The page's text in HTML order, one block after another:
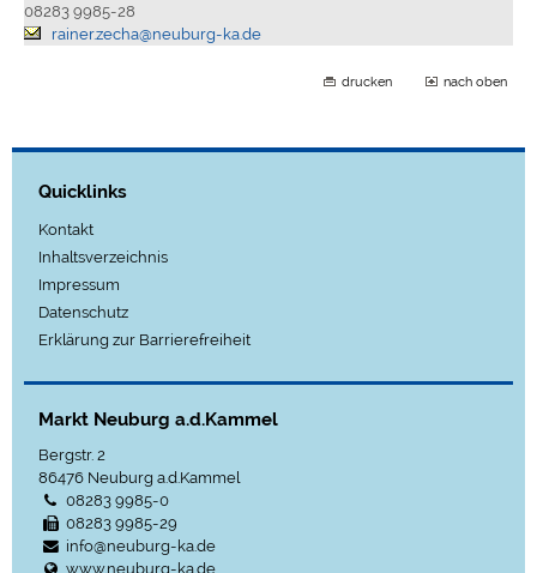
08283 9985-28
rainer.zecha@neuburg-ka.de
drucken nach oben
Quicklinks
Kontakt
Inhaltsverzeichnis
Impressum
Datenschutz
Erklärung zur Barrierefreiheit
Markt Neuburg a.d.Kammel
Bergstr. 2
86476 Neuburg a.d.Kammel
08283 9985-0
08283 9985-29
info@neuburg-ka.de
www.neuburg-ka.de